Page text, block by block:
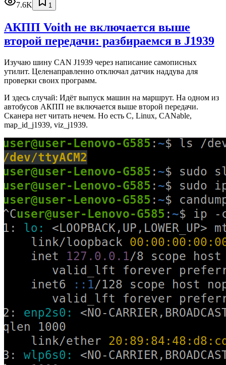
7.6K
1
АКПП Voith не включается выше
второй передачи: разбираемся в J1939
Изучаю шину CAN J1939 через написание самописных
утилит. Целенаправленно отключал датчик наддува для
проверки своих программ.
И здесь случай: Идёт выпуск машин на маршрут. На одном из
автобусов АКПП не включается выше второй передачи.
Сканера нет читать нечем. Но есть C, Linux, CANable,
map_id_j1939, viz_j1939.